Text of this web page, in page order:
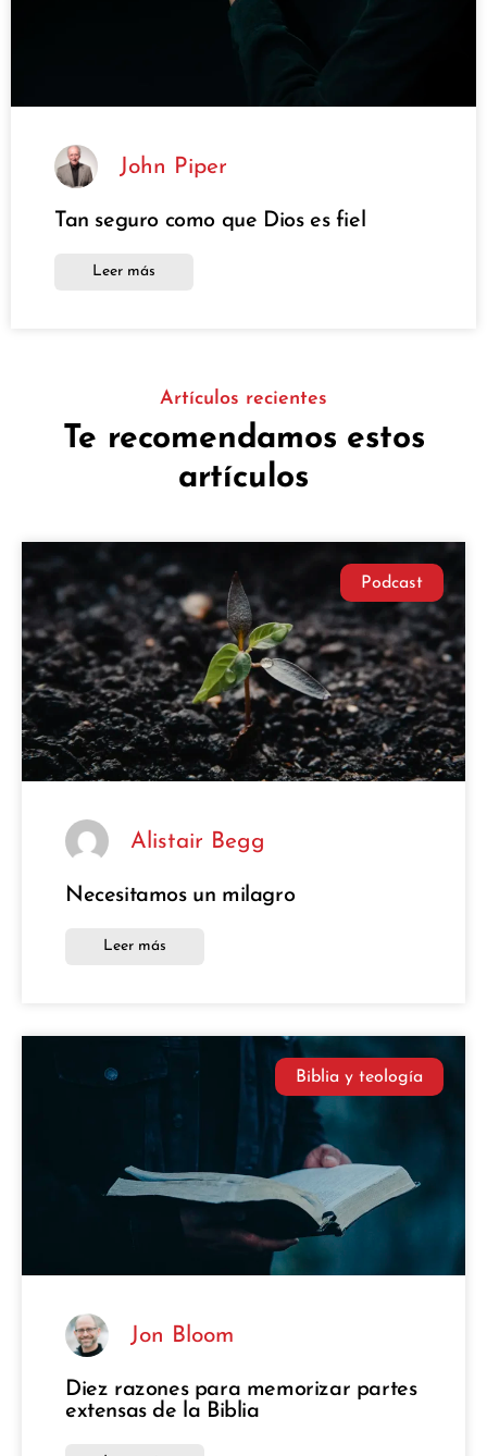
John Piper
Tan seguro como que Dios es fiel
Leer más
Artículos recientes
Te recomendamos estos
artículos
Podcast
Alistair Begg
Necesitamos un milagro
Leer más
Biblia y teología
Jon Bloom
Diez razones para memorizar partes
extensas de la Biblia